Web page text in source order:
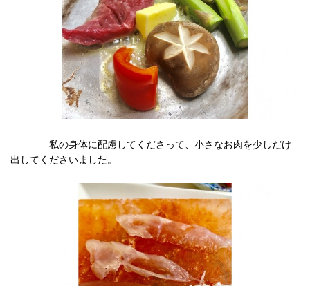
私の身体に配慮してくださって、小さなお肉を少しだけ
出してくださいました。